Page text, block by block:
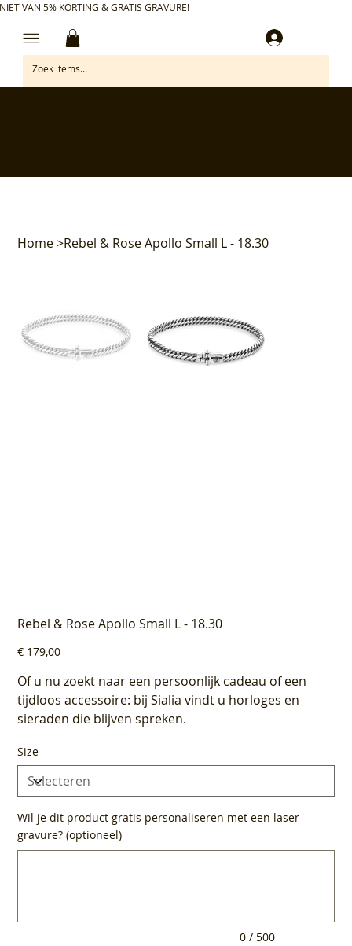
VAN 5% KORTING & GRATIS GRAVURE!
Home>Rebel & Rose Apollo Small L - 18.30
Rebel & Rose Apollo Small L - 18.30
Prijs
€ 179,00
Of u nu zoekt naar een persoonlijk cadeau of een
tijdloos accessoire: bij Sialia vindt u horloges en
sieraden die blijven spreken.
Size
Wil je dit product gratis personaliseren met een laser-
gravure? (optioneel)
0 / 500